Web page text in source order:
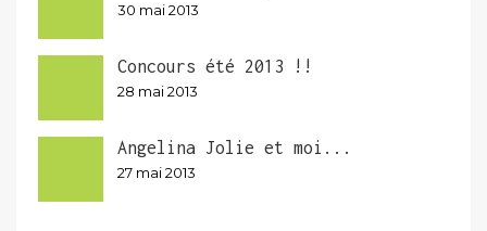
30 mai 2013
Concours été 2013 !!
28 mai 2013
Angelina Jolie et moi...
27 mai 2013